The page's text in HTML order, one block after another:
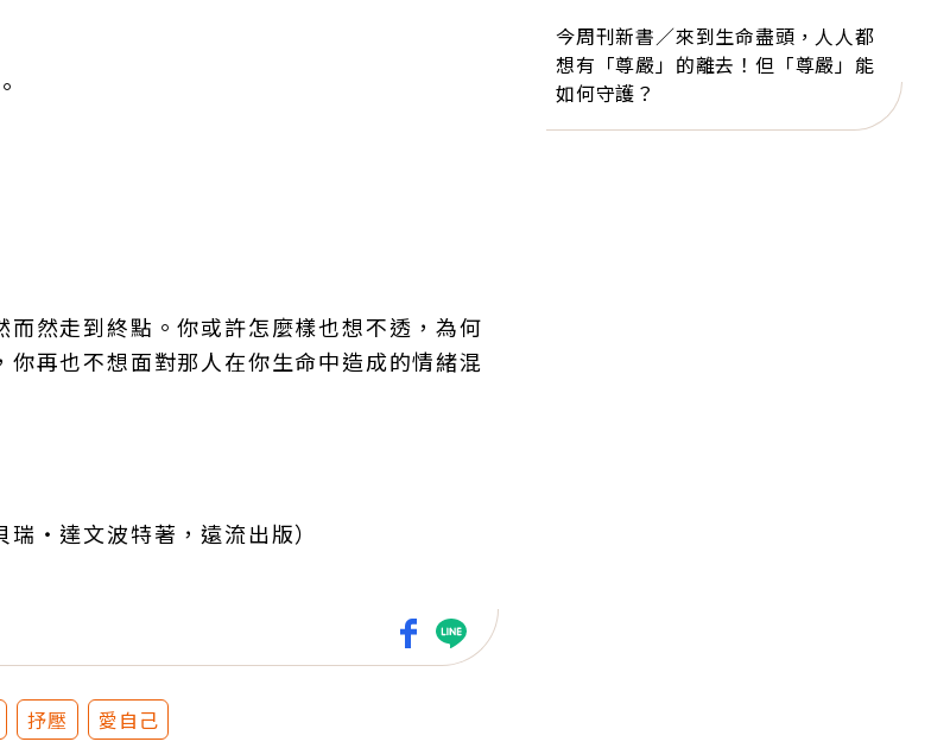
然走到終點。你或許怎麼樣也想不透，為何
再也不想面對那人在你生命中造成的情緒混
‧達文波特著，遠流出版）
抒壓 愛自己
今周刊新書／來到生命盡頭，人人都
想有「尊嚴」的離去！但「尊嚴」能
如何守護？